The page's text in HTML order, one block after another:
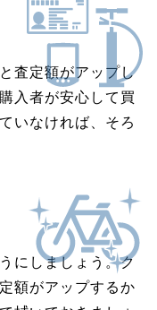
査定額がアップし
入者が安心して買
いなければ、そろ
にしましょう。ク
額がアップするか